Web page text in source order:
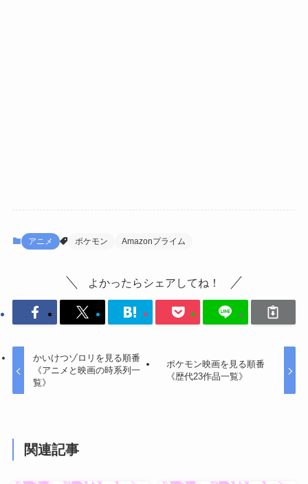
アニメ ポケモン Amazonプライム
よかったらシェアしてね！
かいけつゾロリを見る順番
《アニメと映画の時系列一
覧》
ポケモン映画を見る順番
《歴代23作品一覧》
関連記事